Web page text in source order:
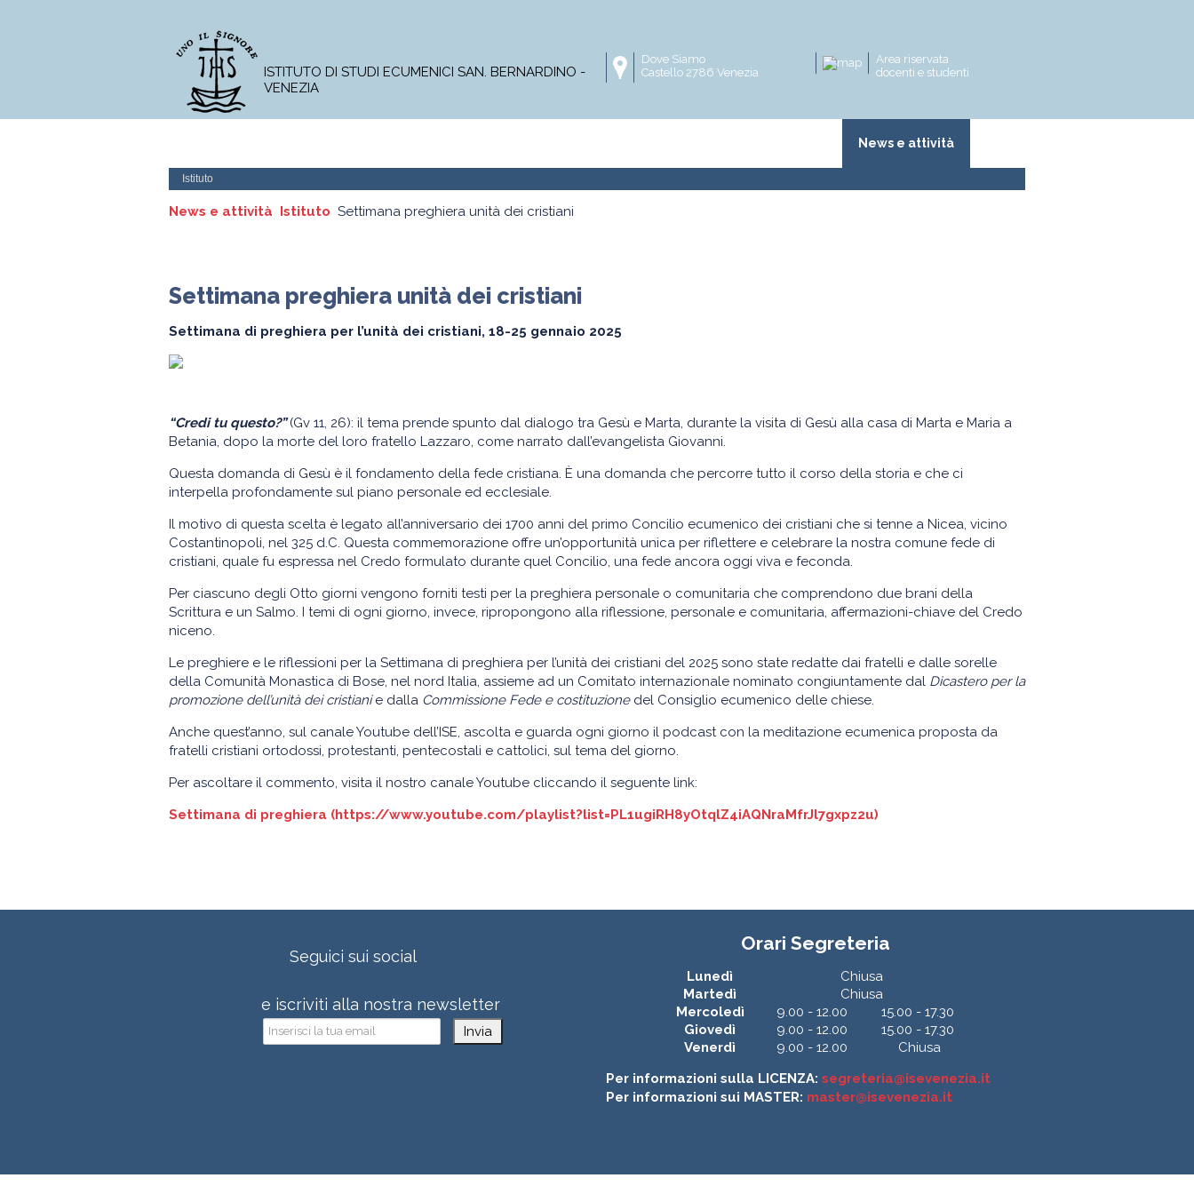
ISTITUTO DI STUDI ECUMENICI SAN. BERNARDINO -
VENEZIA
Dove Siamo
Castello 2786 Venezia
Area riservata
docenti e studenti
News e attività
Istituto
News e attività Istituto Settimana preghiera unità dei cristiani
Settimana preghiera unità dei cristiani
Settimana di preghiera per l’unità dei cristiani, 18-25 gennaio 2025
“Credi tu questo?”(Gv 11, 26): il tema prende spunto dal dialogo tra Gesù e Marta, durante la visita di Gesù alla casa di Marta e Maria a
Betania, dopo la morte del loro fratello Lazzaro, come narrato dall’evangelista Giovanni.
Questa domanda di Gesù è il fondamento della fede cristiana. È una domanda che percorre tutto il corso della storia e che ci
interpella profondamente sul piano personale ed ecclesiale.
Il motivo di questa scelta è legato all’anniversario dei 1700 anni del primo Concilio ecumenico dei cristiani che si tenne a Nicea, vicino
Costantinopoli, nel 325 d.C. Questa commemorazione offre un’opportunità unica per riflettere e celebrare la nostra comune fede di
cristiani, quale fu espressa nel Credo formulato durante quel Concilio, una fede ancora oggi viva e feconda.
Per ciascuno degli Otto giorni vengono forniti testi per la preghiera personale o comunitaria che comprendono due brani della
Scrittura e un Salmo. I temi di ogni giorno, invece, ripropongono alla riflessione, personale e comunitaria, affermazioni-chiave del Credo
niceno.
Le preghiere e le riflessioni per la Settimana di preghiera per l’unità dei cristiani del 2025 sono state redatte dai fratelli e dalle sorelle
della Comunità Monastica di Bose, nel nord Italia, assieme ad un Comitato internazionale nominato congiuntamente dal Dicastero per la
promozione dell’unità dei cristianie dalla Commissione Fede e costituzionedel Consiglio ecumenico delle chiese.
Anche quest’anno, sul canale Youtube dell’ISE, ascolta e guarda ogni giorno il podcast con la meditazione ecumenica proposta da
fratelli cristiani ortodossi, protestanti, pentecostali e cattolici, sul tema del giorno.
Per ascoltare il commento, visita il nostro canale Youtube cliccando il seguente link:
Settimana di preghiera (https://www.youtube.com/playlist?list=PL1ugiRH8yOtqlZ4iAQNraMfrJl7gxpz2u)
Seguici sui social
e iscriviti alla nostra newsletter
Invia
Orari Segreteria
Lunedì
Chiusa
Martedì
Chiusa
Mercoledì
9.00 - 12.00
15.00 - 17.30
Giovedì
9.00 - 12.00
15.00 - 17.30
Venerdì
9.00 - 12.00
Chiusa
Per informazioni sulla LICENZA: segreteria@isevenezia.it
Per informazioni sui MASTER: master@isevenezia.it